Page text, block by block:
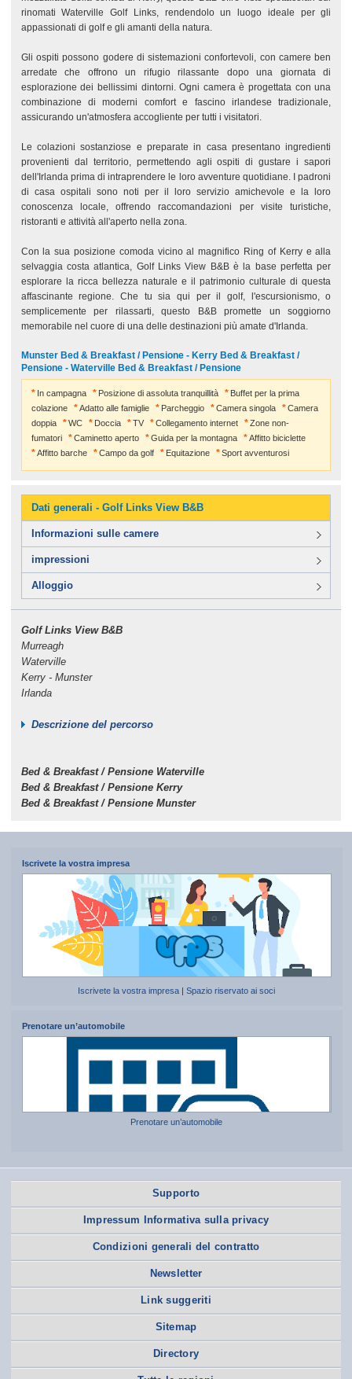
rinomati Waterville Golf Links, rendendolo un luogo ideale per gli
appassionati di golf e gli amanti della natura.
Gli ospiti possono godere di sistemazioni confortevoli, con camere ben
arredate che offrono un rifugio rilassante dopo una giornata di
esplorazione dei bellissimi dintorni. Ogni camera è progettata con una
combinazione di moderni comfort e fascino irlandese tradizionale,
assicurando un'atmosfera accogliente per tutti i visitatori.
Le colazioni sostanziose e preparate in casa presentano ingredienti
provenienti dal territorio, permettendo agli ospiti di gustare i sapori
dell'Irlanda prima di intraprendere le loro avventure quotidiane. I padroni
di casa ospitali sono noti per il loro servizio amichevole e la loro
conoscenza locale, offrendo raccomandazioni per visite turistiche,
ristoranti e attività all'aperto nella zona.
Con la sua posizione comoda vicino al magnifico Ring of Kerry e alla
selvaggia costa atlantica, Golf Links View B&B è la base perfetta per
esplorare la ricca bellezza naturale e il patrimonio culturale di questa
affascinante regione. Che tu sia qui per il golf, l'escursionismo, o
semplicemente per rilassarti, questo B&B promette un soggiorno
memorabile nel cuore di una delle destinazioni più amate d'Irlanda.
Munster Bed & Breakfast / Pensione - Kerry Bed & Breakfast /
Pensione - Waterville Bed & Breakfast / Pensione
In campagna Posizione di assoluta tranquillità
Buffet per la prima
colazione
Adatto alle famiglie Parcheggio Camera singola
Camera
doppia
WC Doccia TV Collegamento internet
Zone non-
fumatori
Caminetto aperto Guida per la montagna
Affitto biciclette
Affitto barche
Campo da golf Equitazione Sport avventurosi
Dati generali - Golf Links View B&B
Informazioni sulle camere
impressioni
Alloggio
Golf Links View B&B
Murreagh
Waterville
Kerry - Munster
Irlanda
Descrizione del percorso
Bed & Breakfast / Pensione Waterville
Bed & Breakfast / Pensione Kerry
Bed & Breakfast / Pensione Munster
Iscrivete la vostra impresa
Iscrivete la vostra impresa |Spazio riservato ai soci
Prenotare un’automobile
Prenotare un’automobile
Supporto
Impressum Informativa sulla privacy
Condizioni generali del contratto
Newsletter
Link suggeriti
Sitemap
Directory